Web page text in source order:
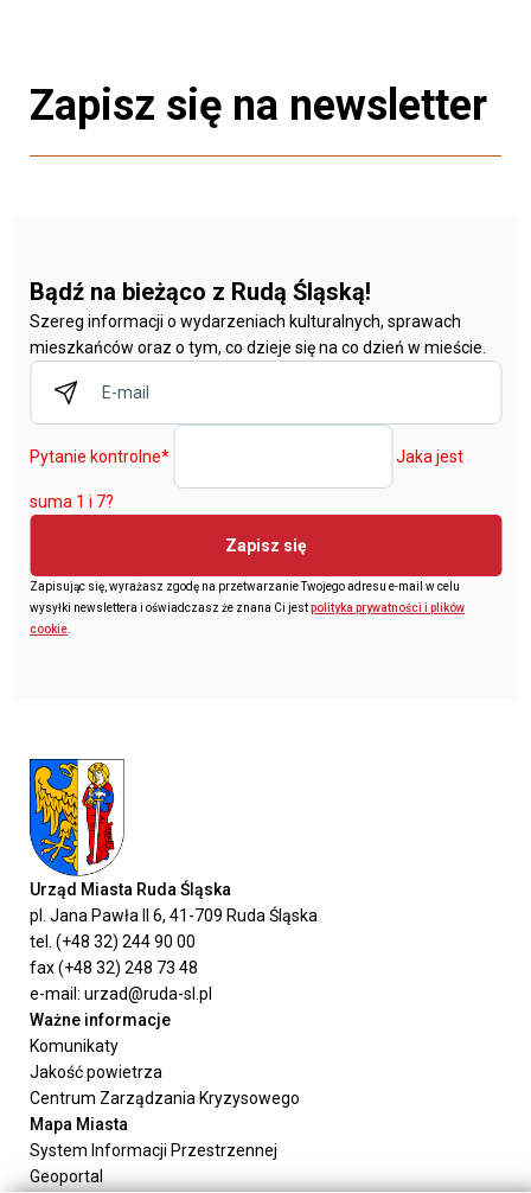
Zapisz się na newsletter
Bądź na bieżąco z Rudą Śląską!
Szereg informacji o wydarzeniach kulturalnych, sprawach
mieszkańców oraz o tym, co dzieje się na co dzień w mieście.
Pytanie kontrolne* Jaka jest
suma 1 i 7?
Zapisz się
Zapisując się, wyrażasz zgodę na przetwarzanie Twojego adresu e-mail w celu
wysyłki newslettera i oświadczasz że znana Ci jestpolityka prywatności i plików
cookie
Urząd Miasta Ruda Śląska
pl. Jana Pawła II 6, 41-709 Ruda Śląska
tel. (+48 32) 244 90 00
fax (+48 32) 248 73 48
e-mail: urzad@ruda-sl.pl
Ważne informacje
Komunikaty
Jakość powietrza
Centrum Zarządzania Kryzysowego
Mapa Miasta
System Informacji Przestrzennej
Geoportal